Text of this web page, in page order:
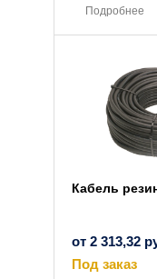
Подробнее
Кабель
от 2 313,32
Под заказ